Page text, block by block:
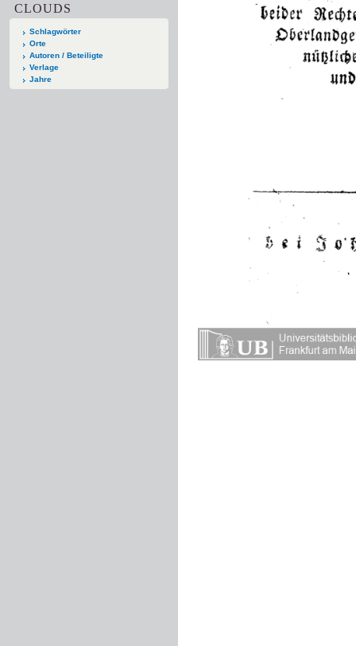
CLOUDS
Schlagwörter
Orte
Autoren / Beteiligte
Verlage
Jahre